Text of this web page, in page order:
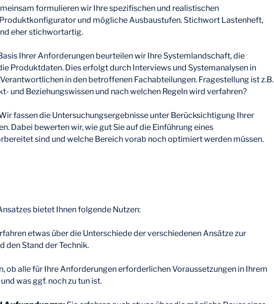
formulieren wir Ihre spezifischen und realistischen
und mögliche Ausbaustufen. Stichwort Lastenheft,
eher stichwortartig.
Ihrer Anforderungen beurteilen wir Ihre Systemlandschaft, die
Produktdaten. Dies erfolgt durch Interviews und Systemanalysen in
in den betroffenen Fachabteilungen. Fragestellung ist z.B.
und Beziehungswissen und nach welchen Regeln wird verfahren?
fassen die Untersuchungsergebnisse unter Berücksichtigung Ihrer
Dabei bewerten wir, wie gut Sie auf die Einführung eines
sind und welche Bereich vorab noch optimiert werden müssen.
bietet Ihnen folgende Nutzen:
etwas über die Unterschiede der verschiedenen Ansätze zur
den Stand der Technik.
ob alle für Ihre Anforderungen erforderlichen Voraussetzungen in Ihrem
was ggf. noch zu tun ist.